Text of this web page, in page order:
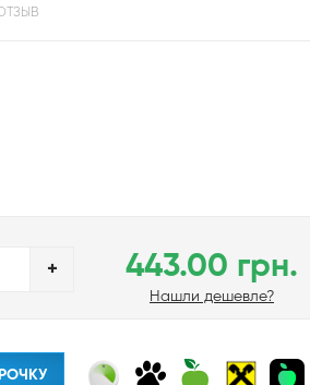
ОТЗЫВ
+ 443.00 грн.
Нашли дешевле?